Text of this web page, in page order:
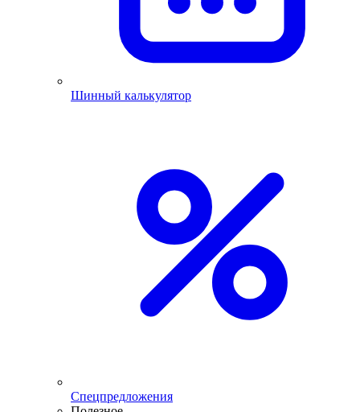
Шинный калькулятор
Спецпредложения